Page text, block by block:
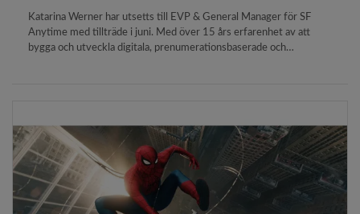
Katarina Werner har utsetts till EVP & General Manager för SF
Anytime med tillträde i juni. Med över 15 års erfarenhet av att
bygga och utveckla digitala, prenumerationsbaserade och